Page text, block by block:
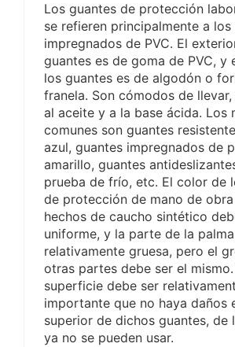
Los guantes de protección
se refieren principalmente a los
impregnados de PVC. El
guantes es de goma de PVC, y
los guantes es de algodón o
franela. Son cómodos de
al aceite y a la base ácida. Los
comunes son guantes
azul, guantes impregnados de
amarillo, guantes
prueba de frío, etc. El color de
de protección de mano de obra
hechos de caucho sintético
uniforme, y la parte de la
relativamente gruesa, pero el
otras partes debe ser el
superficie debe ser
importante que no haya daños
superior de dichos guantes, de
ya no se pueden usar.